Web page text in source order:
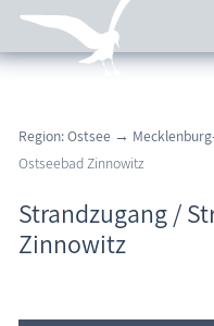
Regionales
Urlaubsorte
Karten
Region: Ostsee →
Ostseebad Zinnowitz
Strandzugang /
Zinnowitz